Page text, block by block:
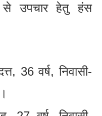
से उपचार हेतु हंस
36 वर्ष, निवासी-